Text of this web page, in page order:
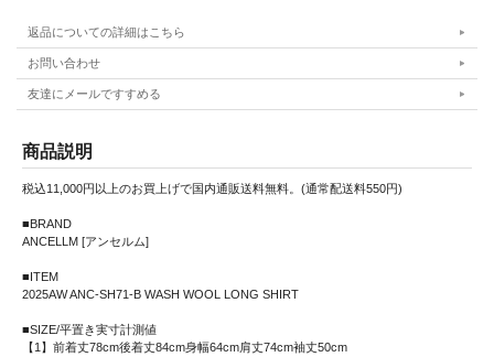
返品についての詳細はこちら
お問い合わせ
友達にメールですすめる
商品説明
税込11,000円以上のお買上げで国内通販送料無料。(通常配送料550円)
■BRAND
ANCELLM [アンセルム]
■ITEM
2025AW ANC-SH71-B WASH WOOL LONG SHIRT
■SIZE/平置き実寸計測値
【1】前着丈78cm後着丈84cm身幅64cm肩丈74cm袖丈50cm